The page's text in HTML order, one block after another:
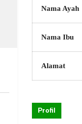
Nama Ayah
Nama Ibu
Alamat
Profil